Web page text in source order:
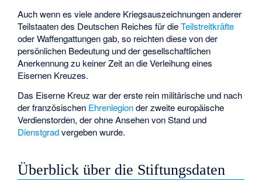
Auch wenn es viele andere Kriegsauszeichnungen anderer
Teilstaaten des Deutschen Reiches für dieTeilstreitkräfte
oder Waffengattungen gab, so reichten diese von der
persönlichen Bedeutung und der gesellschaftlichen
Anerkennung zu keiner Zeit an die Verleihung eines
Eisernen Kreuzes.
Das Eiserne Kreuz war der erste rein militärische und nach
der französischen Ehrenlegionder zweite europäische
Verdienstorden, der ohne Ansehen von Stand und
Dienstgradvergeben wurde.
Überblick über die Stiftungsdaten